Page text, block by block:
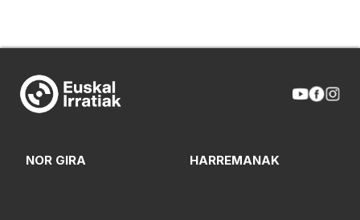
NOR GIRA HARREMANAK